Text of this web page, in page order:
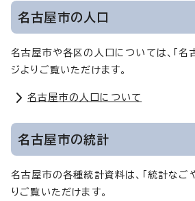
名古屋市の人口
名古屋市や各区の人口については、「名
ジよりご覧いただけます。
名古屋市の人口について
名古屋市の統計
名古屋市の各種統計資料は、「統計なご
りご覧いただけます。